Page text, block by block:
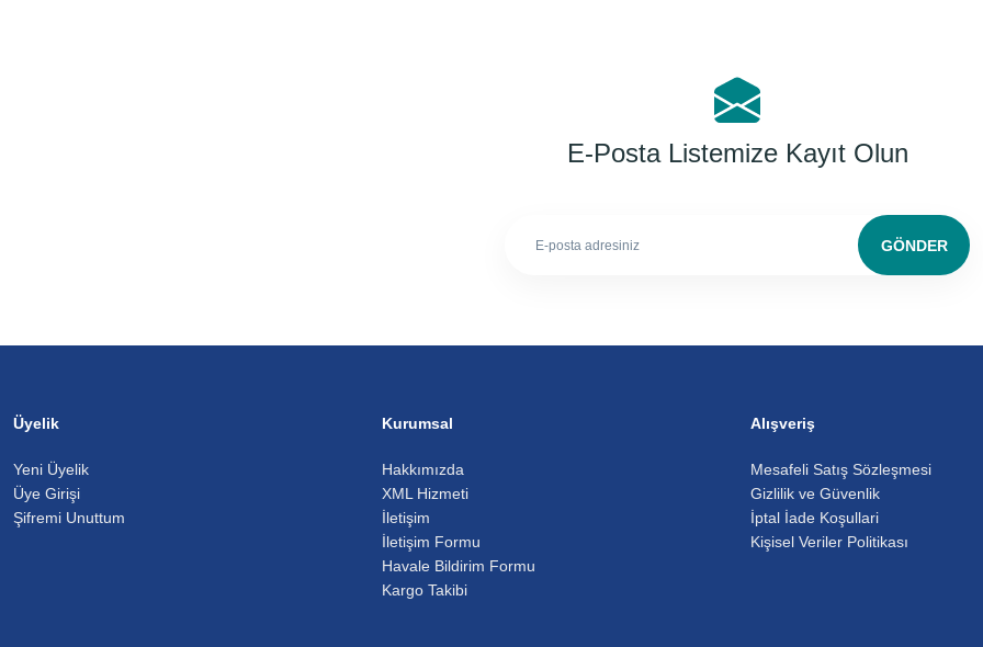
E-Posta Listemize Kayıt Olun
GÖNDER
Üyelik
Yeni Üyelik
Üye Girişi
Şifremi Unuttum
Kurumsal
Hakkımızda
XML Hizmeti
İletişim
İletişim Formu
Havale Bildirim Formu
Kargo Takibi
Alışveriş
Mesafeli Satış Sözleşmesi
Gizlilik ve Güvenlik
İptal İade Koşullari
Kişisel Veriler Politikası